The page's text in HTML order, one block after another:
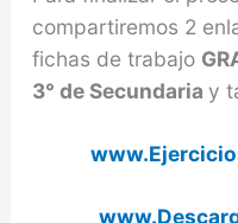
compartiremos 2
fichas de trabajo
3° de Secundaria y